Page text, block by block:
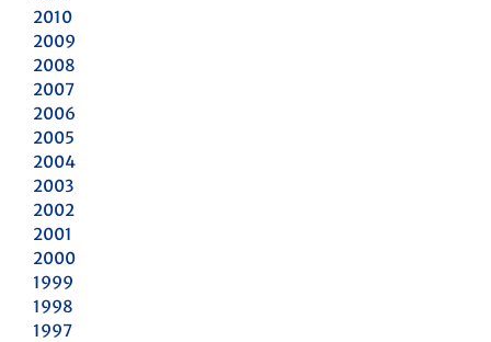
2010
2009
2008
2007
2006
2005
2004
2003
2002
2001
2000
1999
1998
1997